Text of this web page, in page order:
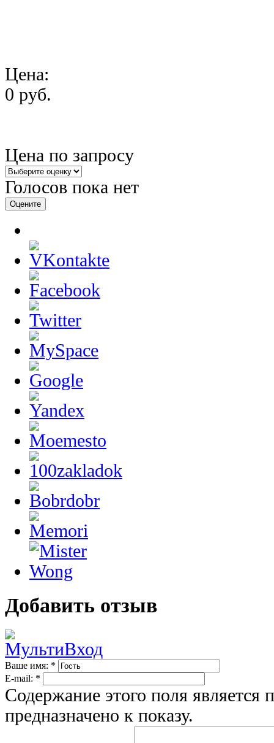
Цена:
0 руб.
Цена по запросу
Голосов пока нет
Добавить отзыв
Ваше имя: *
E-mail: *
Содержание этого поля является
предназначено к показу.